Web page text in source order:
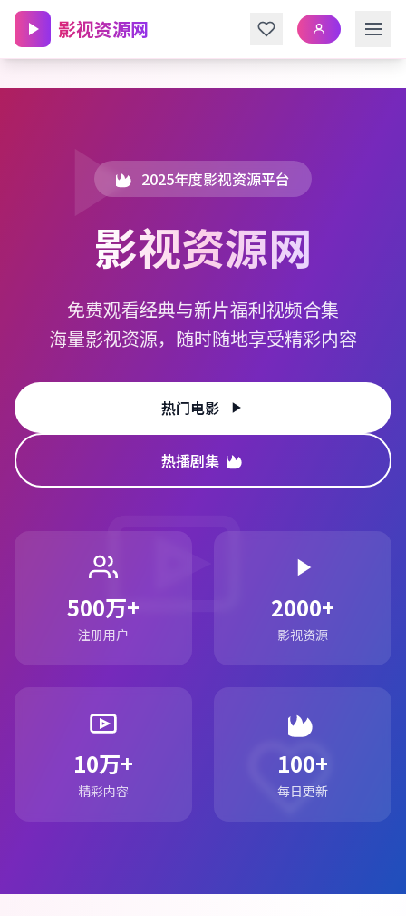
跳转到主内容
影视资源网
2025年度影视资源平台
影视资源网
免费观看经典与新片福利视频合集
海量影视资源，随时随地享受精彩内容
热门电影
热播剧集
500万+
注册用户
2000+
影视资源
10万+
精彩内容
100+
每日更新